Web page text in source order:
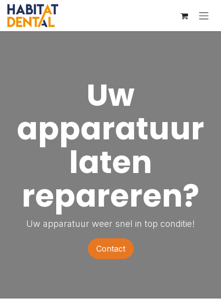
Overslaan naar inhoud
Uw
apparatuur
laten
repareren?
Uw apparatuur weer snel in top conditie!
Contact